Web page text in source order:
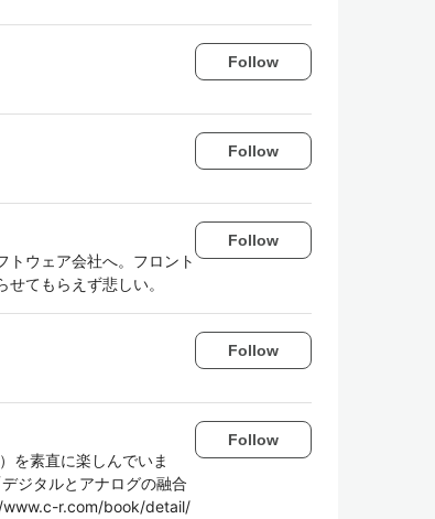
Follow
Follow
トウェア会社へ。フロント
てもらえず悲しい。
Follow
Follow
を素直に楽しんでいま
ジタルとアナログの融合
www.c-r.com/book/detail/
Follow